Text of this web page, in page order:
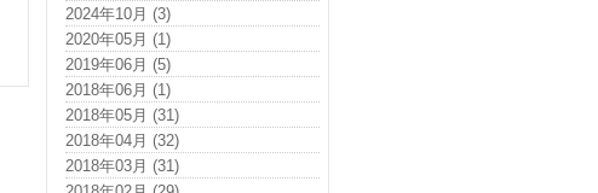
2024年10月 (3)
2020年05月 (1)
2019年06月 (5)
2018年06月 (1)
2018年05月 (31)
2018年04月 (32)
2018年03月 (31)